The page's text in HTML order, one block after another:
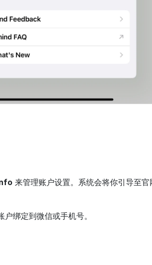
来管理账户设置。系统会将你引导至官
绑定到微信或手机号。